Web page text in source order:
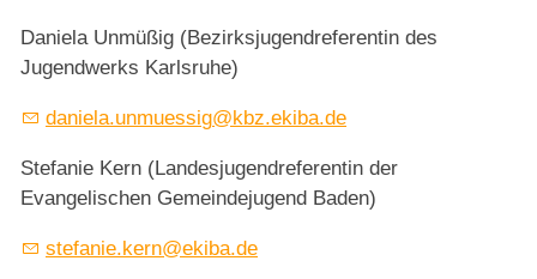
Daniela Unmüßig (Bezirksjugendreferentin des
Jugendwerks Karlsruhe)
d n l nm ss g kbz k b d
Stefanie Kern (Landesjugendreferentin der
Evangelischen Gemeindejugend Baden)
st f n k rn k b d